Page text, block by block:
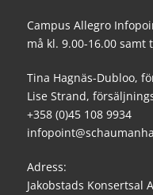
Campus Allegro
må kl. 9.00-16.00 samt
Tina Hagnäs-Dubloo,
Lise Strand,
+358 (0)45 108 9934
Adress:
Jakobstads Konsertsal